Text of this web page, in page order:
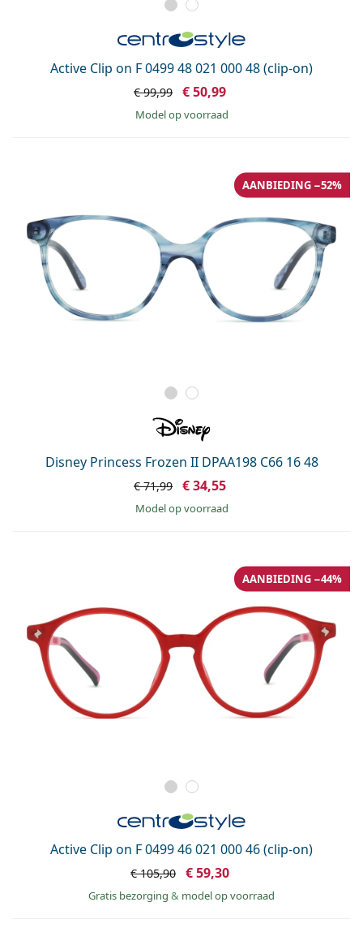
Active Clip on F 0499 48 021 000 48 (clip-on)
€ 99,99 € 50,99
model op voorraad
Disney Princess Frozen II DPAA198 C66 16 48
AANBIEDING −52%
€ 71,99 € 34,55
model op voorraad
Active Clip on F 0499 46 021 000 46 (clip-on)
AANBIEDING −44%
€ 105,90 € 59,30
Gratis bezorging & model op voorraad